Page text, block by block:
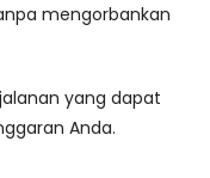
mengorbankan
yang dapat
Anda.